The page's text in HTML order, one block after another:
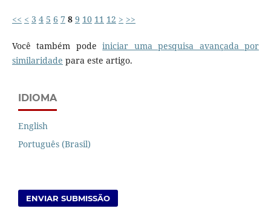
<< < 3 4 5 6 7 8 9 10 11 12 > >>
Você também podeiniciar uma pesquisa avançada por
similaridade para este artigo.
IDIOMA
English
Português (Brasil)
ENVIAR SUBMISSÃO